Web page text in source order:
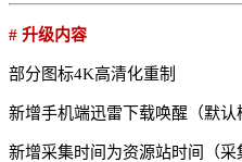
# 升级内容
部分图标4K高清化重制
新增手机端迅雷下载唤醒（默认
新增采集时间为资源站时间（采